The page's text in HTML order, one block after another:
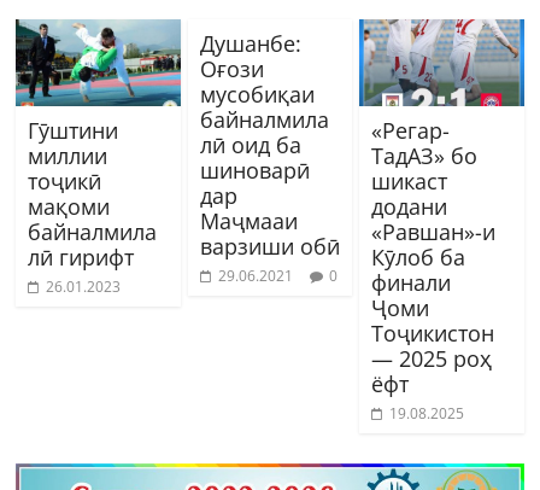
Гӯштини
миллии
тоҷикӣ
мақоми
байналмила
лӣ гирифт
26.01.2023
Душанбе:
Оғози
мусобиқаи
байналмила
лӣ оид ба
шиноварӣ
дар
Маҷмааи
варзиши обӣ
29.06.2021 0
«Регар-
ТадАЗ» бо
шикаст
додани
«Равшан»-и
Кӯлоб ба
финали
Ҷоми
Тоҷикистон
— 2025 роҳ
ёфт
19.08.2025